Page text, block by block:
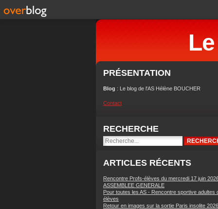
PRÉSENTATION
Blog : Le blog de l'AS Hélène BOUCHER
Contact
RECHERCHE
ARTICLES RÉCENTS
Rencontre Profs-élèves du mercredi 17 juin
ASSEMBLEE GENERALE
Pour toutes les AS - Rencontre sportive adultes
élèves
Retour en images sur la sortie Paris insolite 2026